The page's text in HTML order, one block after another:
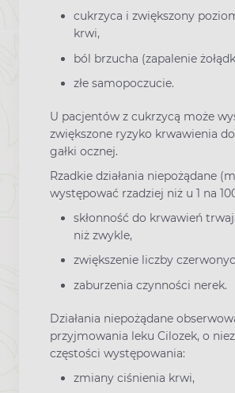
cukrzyca i zwiększony
krwi,
ból brzucha (zapalenie
złe samopoczucie.
U pacjentów z cukrzycą może
zwiększone ryzyko krwawienia
gałki ocznej.
Rzadkie działania niepożądane
występować rzadziej niż u 1 na
skłonność do krwawień
niż zwykle,
zwiększenie liczby
zaburzenia czynności nerek.
Działania niepożądane
przyjmowania leku Cilozek, o
częstości występowania:
zmiany ciśnienia krwi,